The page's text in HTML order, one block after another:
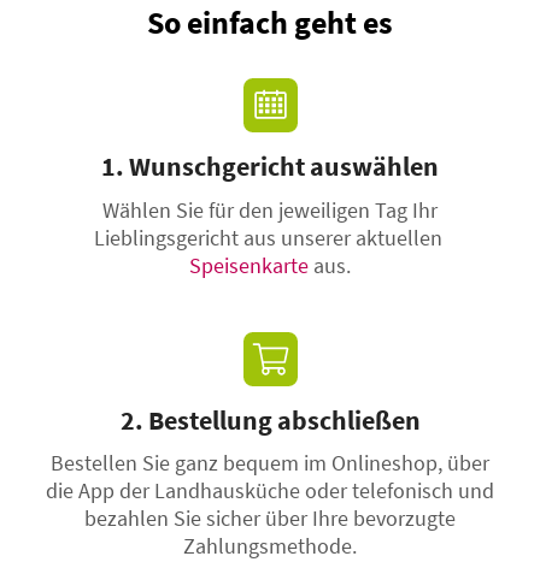
So einfach geht es
1. Wunschgericht auswählen
Wählen Sie für den jeweiligen Tag Ihr
Lieblingsgericht aus unserer aktuellen
Speisenkarte aus.
2. Bestellung abschließen
Bestellen Sie ganz bequem im Onlineshop, über
die App der Landhausküche oder telefonisch und
bezahlen Sie sicher über Ihre bevorzugte
Zahlungsmethode.